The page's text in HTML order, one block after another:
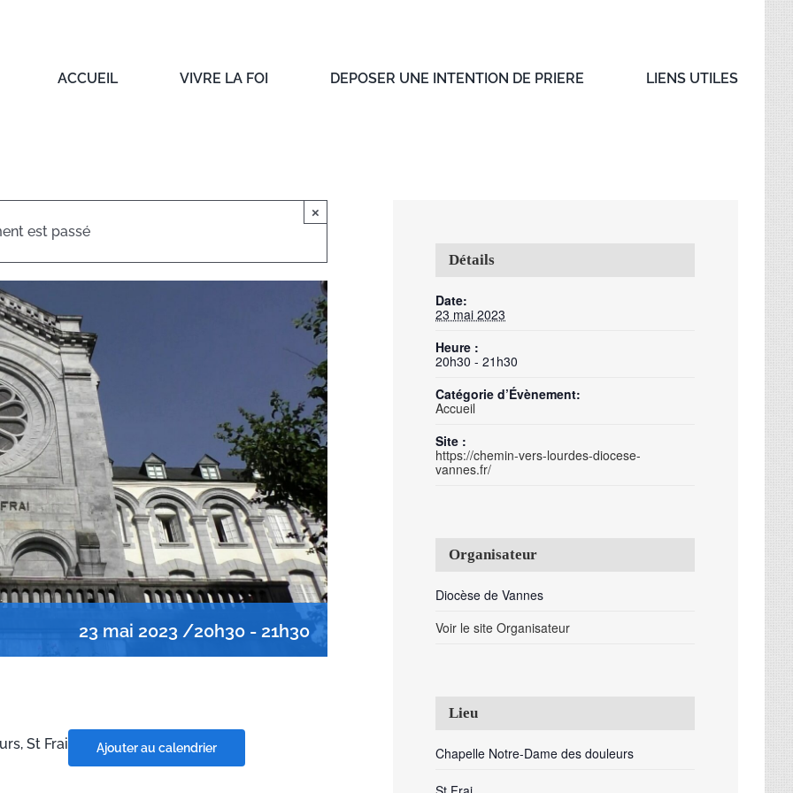
ACCUEIL VIVRE LA FOI DEPOSER UNE INTENTION DE PRIERE LIENS UTILES
est passé
×
23 mai 2023 /20h30 -21h30
St Frai Ajouter au calendrier
Détails
Date:
23 mai 2023
Heure :
20h30 - 21h30
Catégorie d’Évènement:
Accueil
Site :
https://chemin-vers-lourdes-diocese-
vannes.fr/
Organisateur
Diocèse de Vannes
Voir le site Organisateur
Lieu
Chapelle Notre-Dame des douleurs